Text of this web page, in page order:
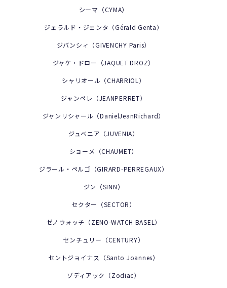
シーマ（CYMA）
ジェラルド・ジェンタ（Gérald Genta）
ジバンシィ（GIVENCHY Paris）
ジャケ・ドロー（JAQUET DROZ）
シャリオール（CHARRIOL）
ジャンペレ（JEANPERRET）
ジャンリシャール（DanielJeanRichard）
ジュベニア（JUVENIA）
ショーメ（CHAUMET）
ジラール・ペルゴ（GIRARD-PERREGAUX）
ジン（SINN）
セクター（SECTOR）
ゼノウォッチ（ZENO-WATCH BASEL）
センチュリー（CENTURY）
セントジョイナス（Santo Joannes）
ゾディアック（Zodiac）